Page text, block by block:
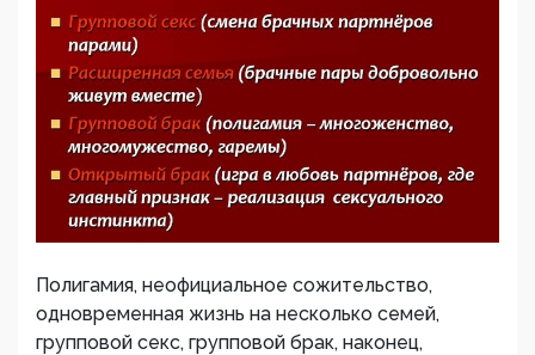
Полигамия, неофициальное сожительство,
одновременная жизнь на несколько семей,
групповой секс, групповой брак, наконец,